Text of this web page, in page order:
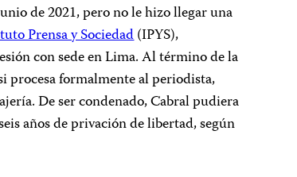
de 2021, pero no le hizo llegar una
Prensa y Sociedad(IPYS),
con sede en Lima. Al término de la
procesa formalmente al periodista,
De ser condenado, Cabral pudiera
años de privación de libertad, según